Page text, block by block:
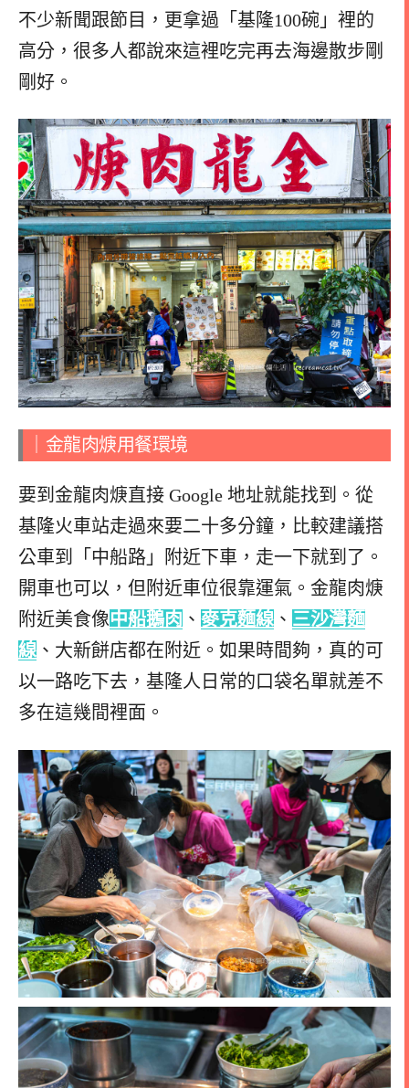
不少新聞跟節目，更拿過「基隆100碗」裡的
高分，很多人都說來這裡吃完再去海邊散步剛
剛好。
｜金龍肉焿用餐環境
要到金龍肉焿直接 Google 地址就能找到。從
基隆火車站走過來要二十多分鐘，比較建議搭
公車到「中船路」附近下車，走一下就到了。
開車也可以，但附近車位很靠運氣。 金龍肉焿
附近美食像中船鵝肉 、 麥克麵線 、 三沙灣麵
線 、大新餅店都在附近。如果時間夠，真的可
以一路吃下去，基隆人日常的口袋名單就差不
多在這幾間裡面。